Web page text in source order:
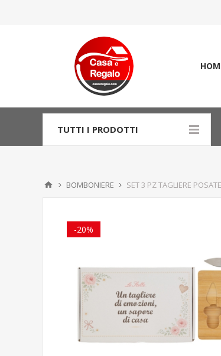
TUTTI I PRODOTTI
BOMBONIERE SET 3 PZ TAGLIERE
-20%